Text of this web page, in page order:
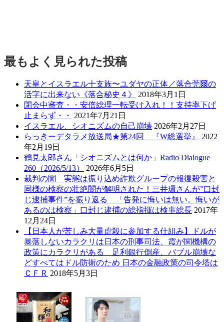
最もよく見られた投稿
天皇とイスラエル十支族〜ユダヤの正体／落合莞爾の
活字に出来ない《落合秘史４》
2018年3月1日
閉会中審査・・安倍総理一転受け入れ！！支持率下げ
止まらず・・ 2021年7月21日
イスラエル、シオニズムの自己崩壊 2026年2月27日
らっきーデタラメ放送局★第24回 『W総選挙』
2022
年2月19日
鶴見太郎さん「シオニズムとは何か」Radio Dialogue
260（2026/5/13）
2026年6月5日
裁判の闇 実態は振り込め詐欺グループの報復殺害と
同様の検察の壮絶闇が解明された！三井環さんが”口封
じ逮捕事件”を振り返る 「告発に悔いは無い。悔いが
あるのは検察」口封じ逮捕の総指揮は検事総長 2017年
12月24日
【日本人が苦しみ大量虐殺に参加する仕組み】ドルが
暴落しないカラクリは日本の刑事司法、霞が関機構の
政策にカラクリがある 足利銀行倒産、バブル崩壊な
どすべてはドル防衛のため 日本の金融政策の司令塔は
ＣＦＲ 2018年5月3日